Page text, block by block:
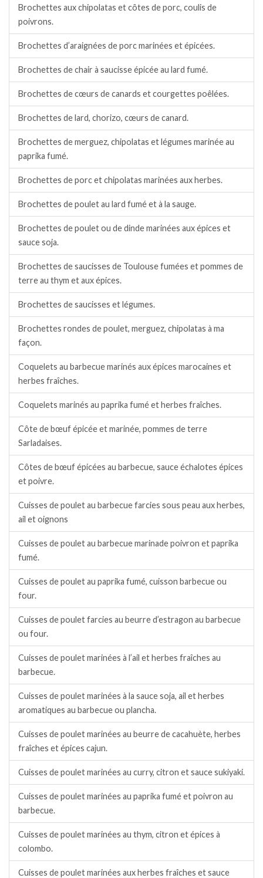
Brochettes aux chipolatas et côtes de porc, coulis de
poivrons.
Brochettes d’araignées de porc marinées et épicées.
Brochettes de chair à saucisse épicée au lard fumé.
Brochettes de cœurs de canards et courgettes poêlées.
Brochettes de lard, chorizo, cœurs de canard.
Brochettes de merguez, chipolatas et légumes marinée au
paprika fumé.
Brochettes de porc et chipolatas marinées aux herbes.
Brochettes de poulet au lard fumé et à la sauge.
Brochettes de poulet ou de dinde marinées aux épices et
sauce soja.
Brochettes de saucisses de Toulouse fumées et pommes de
terre au thym et aux épices.
Brochettes de saucisses et légumes.
Brochettes rondes de poulet, merguez, chipolatas à ma
façon.
Coquelets au barbecue marinés aux épices marocaines et
herbes fraîches.
Coquelets marinés au paprika fumé et herbes fraîches.
Côte de bœuf épicée et marinée, pommes de terre
Sarladaises.
Côtes de bœuf épicées au barbecue, sauce échalotes épices
et poivre.
Cuisses de poulet au barbecue farcies sous peau aux herbes,
ail et oignons
Cuisses de poulet au barbecue marinade poivron et paprika
fumé.
Cuisses de poulet au paprika fumé, cuisson barbecue ou
four.
Cuisses de poulet farcies au beurre d’estragon au barbecue
ou four.
Cuisses de poulet marinées à l’ail et herbes fraîches au
barbecue.
Cuisses de poulet marinées à la sauce soja, ail et herbes
aromatiques au barbecue ou plancha.
Cuisses de poulet marinées au beurre de cacahuète, herbes
fraîches et épices cajun.
Cuisses de poulet marinées au curry, citron et sauce sukiyaki.
Cuisses de poulet marinées au paprika fumé et poivron au
barbecue.
Cuisses de poulet marinées au thym, citron et épices à
colombo.
Cuisses de poulet marinées aux herbes fraîches et sauce